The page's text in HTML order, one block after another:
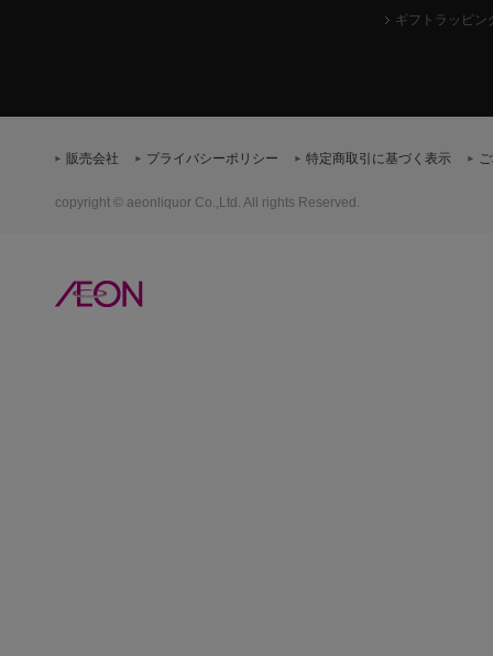
ギフトラッピン
販売会社 プライバシーポリシー 特定商取引に基づく表示
copyright © aeonliquor Co.,Ltd. All rights Reserved.